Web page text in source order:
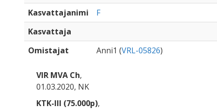
Kasvattajanimi
F
Kasvattaja
Omistajat
Anni1 (VRL-05826)
VIR MVA Ch,
01.03.2020, NK
KTK-III (75.000p),